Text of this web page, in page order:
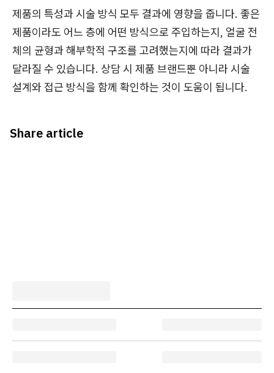
제품의 특성과 시술 방식 모두 결과에 영향을 줍니다. 좋은
제품이라도 어느 층에 어떤 방식으로 주입하는지, 얼굴 전
체의 균형과 해부학적 구조를 고려했는지에 따라 결과가
달라질 수 있습니다. 상담 시 제품 브랜드뿐 아니라 시술
설계와 접근 방식을 함께 확인하는 것이 도움이 됩니다.
Share article